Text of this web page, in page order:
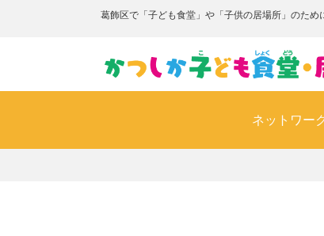
葛飾区で「子ども食堂」や「子供の居場所」のため
ネットワー